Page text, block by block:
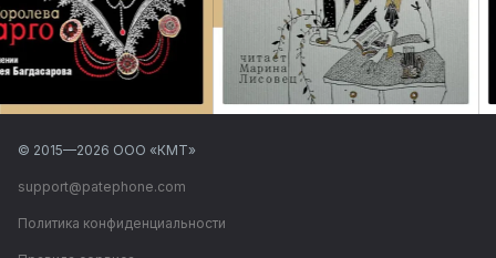
© 2015—2026 ООО «КМТ»
support@patephone.com
Политика конфиденциальности